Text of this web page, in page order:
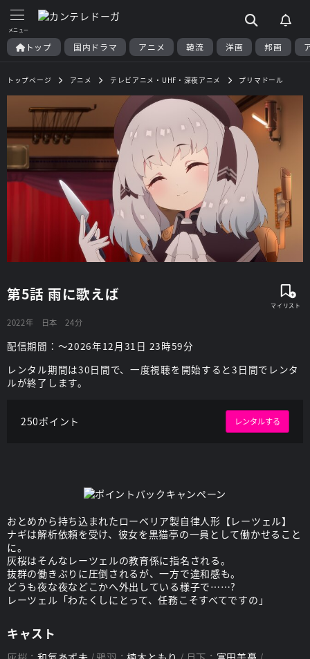
トップ 国内ドラマ アニメ 韓流 洋画 邦画
トップページ アニメ テレビアニメ・UHF・深夜アニメ プリマドール
第5話 雨に歌えば
2022年 日本 24分
配信期間：～2026年12月31日 23時59分
レンタル期間は30日間で、一度視聴を開始すると3日間でレンタ
ルが終了します。
250ポイント レンタルする
おとめから持ち込まれたローベリア製自律人形【レーツェル】
ナギは解析依頼を受け、彼女を黒猫亭の一員として働かせること
に。
灰桜はそんなレーツェルの教育係に指名される。
抜群の働きぶりに圧倒されるが、一方で違和感も。
どうも夜な夜などこかへ外出している様子で……?
レーツェル「わたくしにとって、任務こそすべてですの」
キャスト